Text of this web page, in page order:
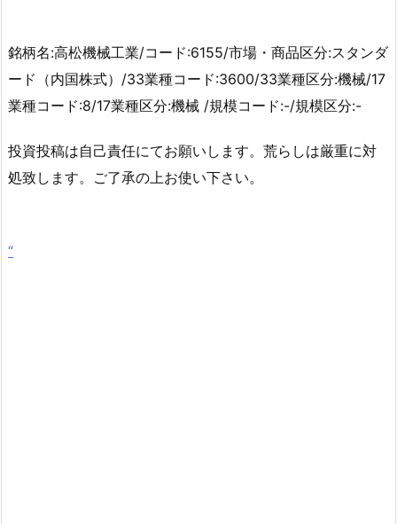
銘柄名:高松機械工業/コード:6155/市場・商品区分:スタンダ
ード（内国株式）/33業種コード:3600/33業種区分:機械/17
業種コード:8/17業種区分:機械 /規模コード:-/規模区分:-
投資投稿は自己責任にてお願いします。荒らしは厳重に対
処致します。ご了承の上お使い下さい。
“